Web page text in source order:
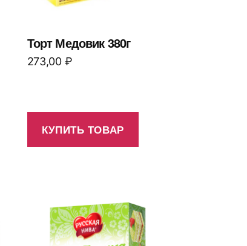
Торт Медовик 380г
273,00 ₽
КУПИТЬ ТОВАР